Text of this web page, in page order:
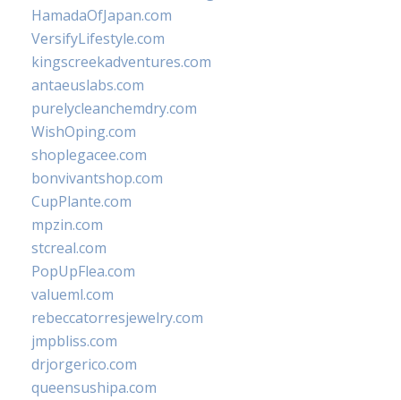
HamadaOfJapan.com
VersifyLifestyle.com
kingscreekadventures.com
antaeuslabs.com
purelycleanchemdry.com
WishOping.com
shoplegacee.com
bonvivantshop.com
CupPlante.com
mpzin.com
stcreal.com
PopUpFlea.com
valueml.com
rebeccatorresjewelry.com
jmpbliss.com
drjorgerico.com
queensushipa.com